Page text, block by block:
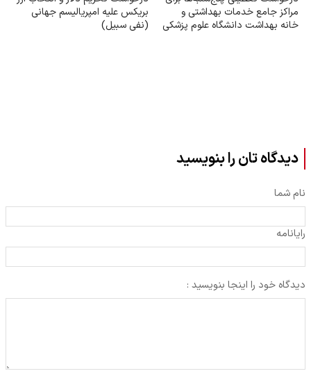
مراکز جامع خدمات بهداشتی و
خانه بهداشت دانشگاه علوم پزشکی
بریکس علیه امپریالیسم جهانی
(نفی سبیل)
دیدگاه تان را بنویسید
نام شما
رایانامه
دیدگاه خود را اینجا بنویسید :